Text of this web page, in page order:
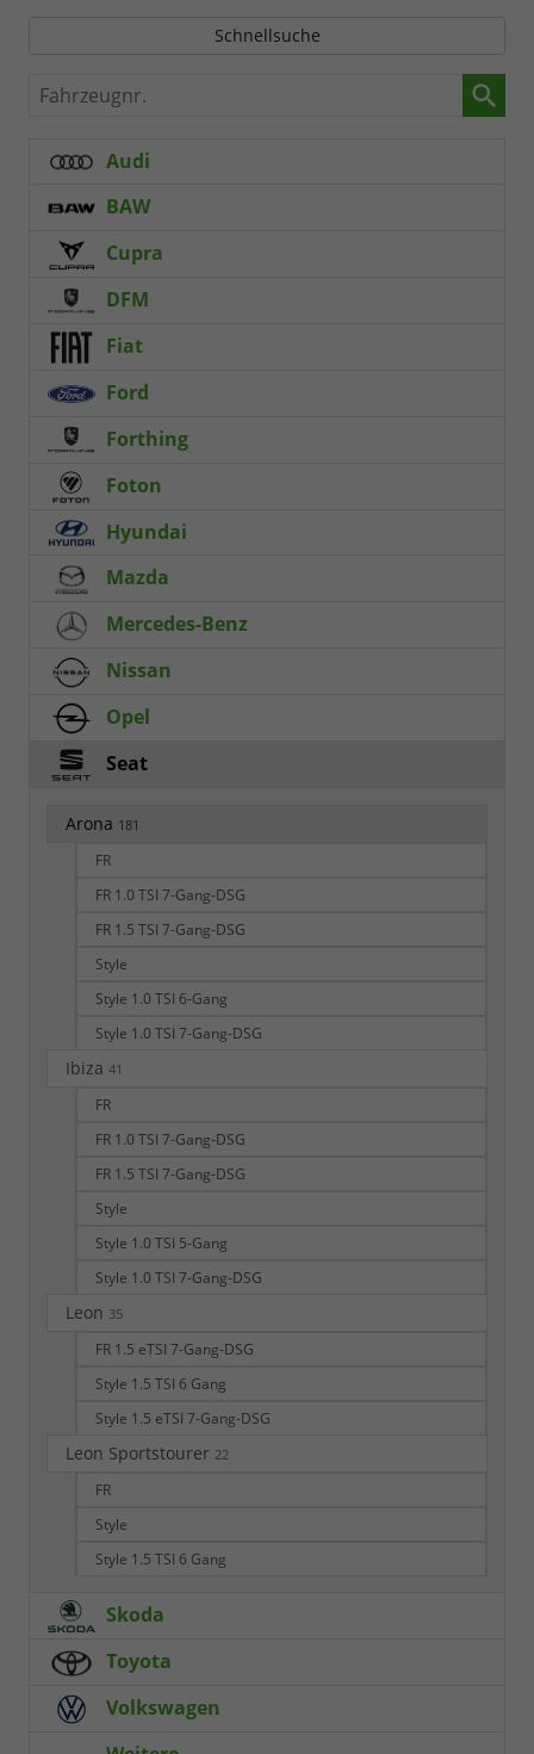
Schnellsuche
Fahrzeugnr.
Audi
BAW
Cupra
DFM
Fiat
Ford
Forthing
Foton
Hyundai
Mazda
Mercedes-Benz
Nissan
Opel
Seat
Arona 181
FR
FR 1.0 TSI 7-Gang-DSG
FR 1.5 TSI 7-Gang-DSG
Style
Style 1.0 TSI 6-Gang
Style 1.0 TSI 7-Gang-DSG
Ibiza 41
FR
FR 1.0 TSI 7-Gang-DSG
FR 1.5 TSI 7-Gang-DSG
Style
Style 1.0 TSI 5-Gang
Style 1.0 TSI 7-Gang-DSG
Leon 35
FR 1.5 eTSI 7-Gang-DSG
Style 1.5 TSI 6 Gang
Style 1.5 eTSI 7-Gang-DSG
Leon Sportstourer 22
FR
Style
Style 1.5 TSI 6 Gang
Skoda
Toyota
Volkswagen